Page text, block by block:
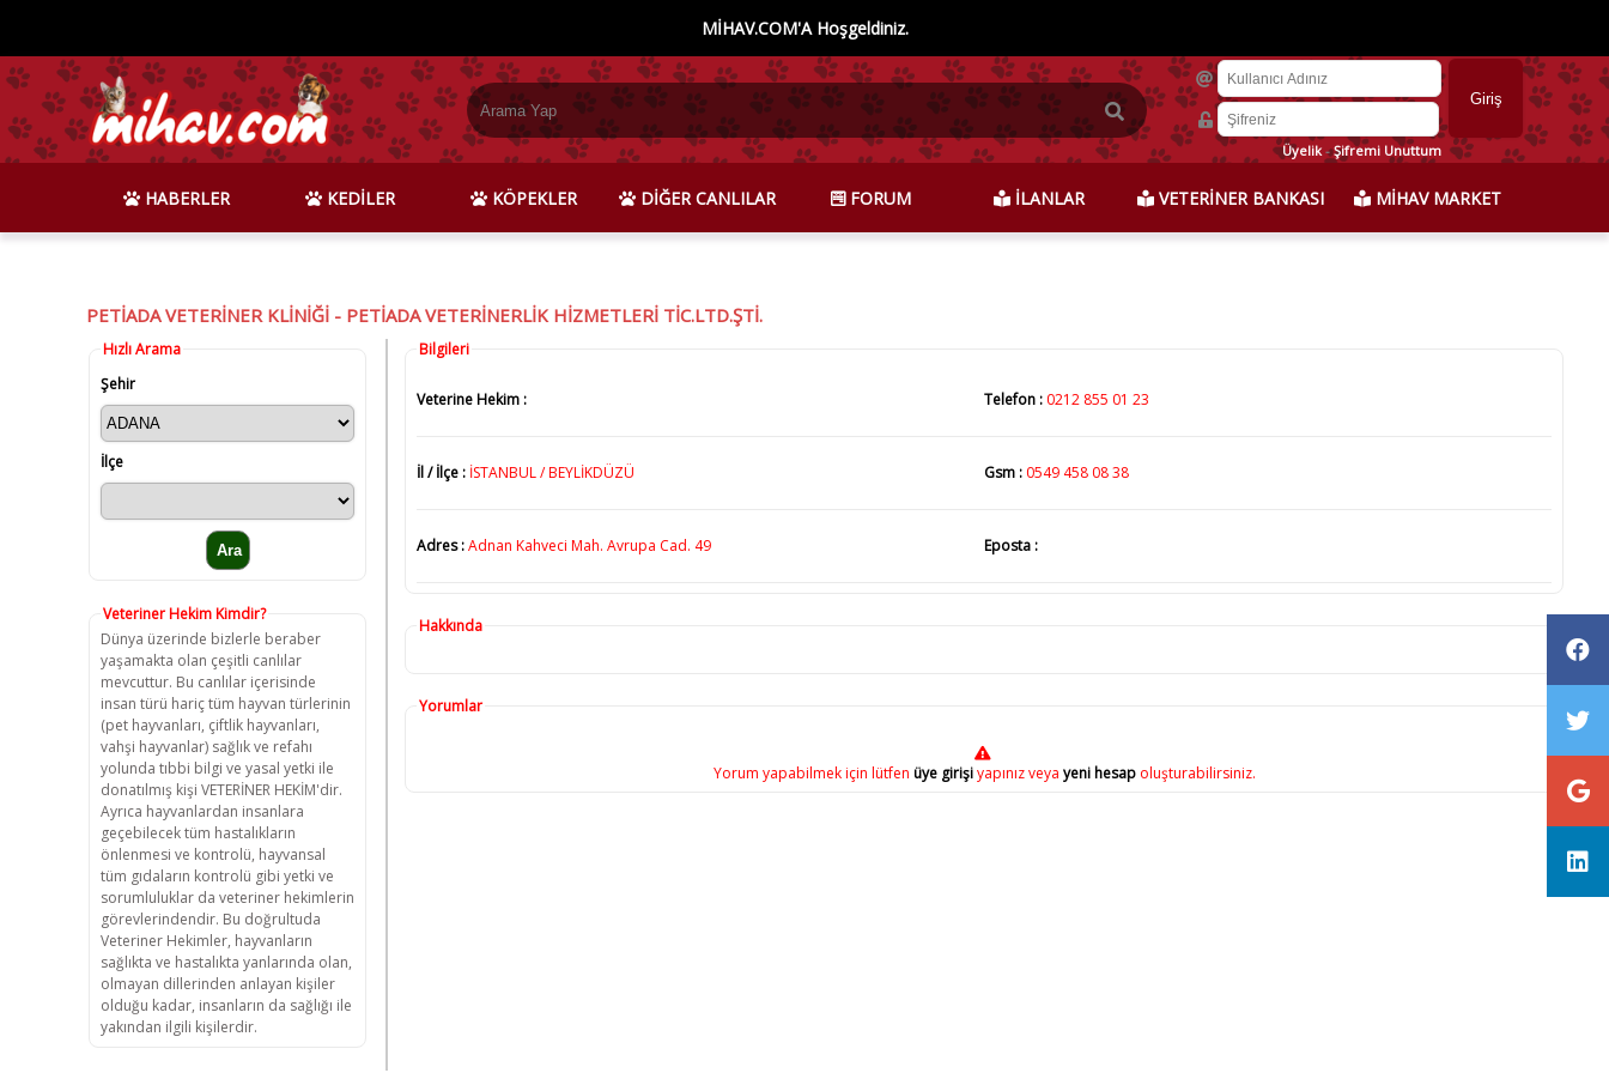
MİHAV.COM'A Hoşgeldiniz.
Üyelik-Şifremi Unuttum
HABERLER KEDİLER KÖPEKLER DİĞER CANLILAR FORUM İLANLAR VETERİNER BANKASI MİHAV MARKET
PETİADA VETERİNER KLİNİĞİ - PETİADA VETERİNERLİK HİZMETLERİ TİC.LTD.ŞTİ.
Hızlı Arama
Şehir
İlçe
Veteriner Hekim Kimdir?
Dünya üzerinde bizlerle beraber
yaşamakta olan çeşitli canlılar
mevcuttur. Bu canlılar içerisinde
insan türü hariç tüm hayvan türlerinin
(pet hayvanları, çiftlik hayvanları,
vahşi hayvanlar) sağlık ve refahı
yolunda tıbbi bilgi ve yasal yetki ile
donatılmış kişi VETERİNER HEKİM'dir.
Ayrıca hayvanlardan insanlara
geçebilecek tüm hastalıkların
önlenmesi ve kontrolü, hayvansal
tüm gıdaların kontrolü gibi yetki ve
sorumluluklar da veteriner hekimlerin
görevlerindendir. Bu doğrultuda
Veteriner Hekimler, hayvanların
sağlıkta ve hastalıkta yanlarında olan,
olmayan dillerinden anlayan kişiler
olduğu kadar, insanların da sağlığı ile
yakından ilgili kişilerdir.
Bilgileri
Veterine Hekim : Telefon : 0212 855 01 23
İl / İlçe : İSTANBUL / BEYLİKDÜZÜ Gsm : 0549 458 08 38
Adres :Adnan Kahveci Mah. Avrupa Cad. 49 Eposta :
Hakkında
Yorumlar
Yorum yapabilmek için lütfen üye girişiyapınız veya yeni hesapoluşturabilirsiniz.